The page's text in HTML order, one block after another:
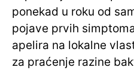
ponekad u roku od
pojave prvih
apelira na lokalne
za praćenje razine